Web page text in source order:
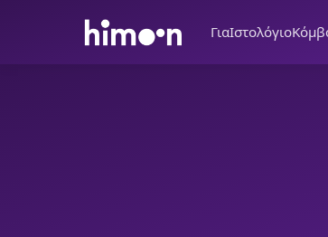
ΓιαΙστολόγιο